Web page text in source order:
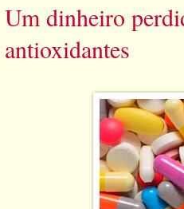
Um dinheiro
antioxidantes